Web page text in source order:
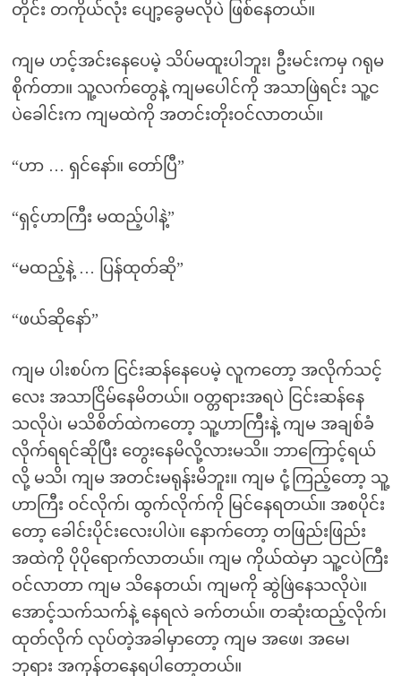
တိုင်း တကိုယ်လုံး ပျော့ခွေမလိုပဲ ဖြစ်နေတယ်။
ကျမ ဟင့်အင်းနေပေမဲ့ သိပ်မထူးပါဘူး၊ ဦးမင်းကမှ ဂရုမ
စိုက်တာ။ သူ့လက်တွေနဲ့ ကျမပေါင်ကို အသာဖြဲရင်း သူ့င
ပဲခေါင်းက ကျမထဲကို အတင်းတိုးဝင်လာတယ်။
“ဟာ … ရှင်နော်။ တော်ပြီ”
“ရှင့်ဟာကြီး မထည့်ပါနဲ့”
“မထည့်နဲ့ … ပြန်ထုတ်ဆို”
“ဖယ်ဆိုနော်”
ကျမ ပါးစပ်က ငြင်းဆန်နေပေမဲ့ လူကတော့ အလိုက်သင့်
လေး အသာငြိမ်နေမိတယ်။ ဝတ္တရားအရပဲ ငြင်းဆန်နေ
သလိုပဲ၊ မသိစိတ်ထဲကတော့ သူ့ဟာကြီးနဲ့ ကျမ အချစ်ခံ
လိုက်ရရင်ဆိုပြီး တွေးနေမိလို့လားမသိ။ ဘာကြောင့်ရယ်
လို့ မသိ၊ ကျမ အတင်းမရုန်းမိဘူး။ ကျမ ငုံ့ကြည့်တော့ သူ့
ဟာကြီး ဝင်လိုက်၊ ထွက်လိုက်ကို မြင်နေရတယ်။ အစပိုင်း
တော့ ခေါင်းပိုင်းလေးပါပဲ။ နောက်တော့ တဖြည်းဖြည်း
အထဲကို ပိုပိုရောက်လာတယ်။ ကျမ ကိုယ်ထဲမှာ သူ့ငပဲကြီး
ဝင်လာတာ ကျမ သိနေတယ်၊ ကျမကို ဆွဲဖြဲနေသလိုပဲ။
အောင့်သက်သက်နဲ့ နေရလဲ ခက်တယ်။ တဆုံးထည့်လိုက်၊
ထုတ်လိုက် လုပ်တဲ့အခါမှာတော့ ကျမ အဖေ၊ အမေ၊
ဘုရား အကုန်တနေရပါတော့တယ်။